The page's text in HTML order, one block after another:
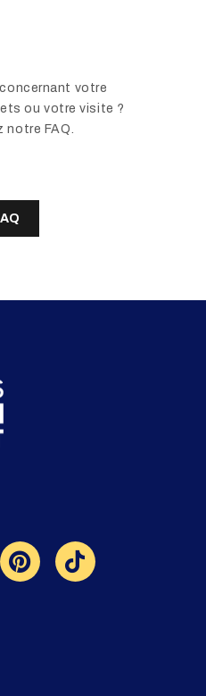
votre
ou votre visite ?
notre FAQ.